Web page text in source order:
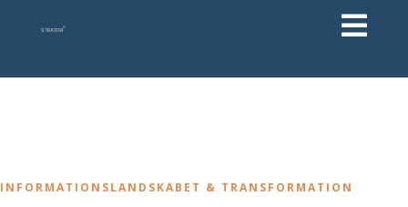

INFORMATIONSLANDSKABET & TRANSFORMATION